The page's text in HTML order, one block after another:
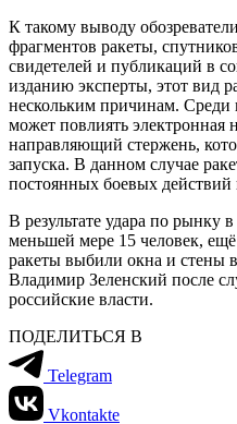
К такому выводу
фрагментов ракеты,
свидетелей и публикаций в
изданию эксперты, этот вид
нескольким причинам. Среди
может повлиять электронная
направляющий стержень,
запуска. В данном случае
постоянных боевых действий
В результате удара по рынку
меньшей мере 15 человек,
ракеты выбили окна и стены
Владимир Зеленский после
российские власти.
ПОДЕЛИТЬСЯ В
Telegram
Vkontakte